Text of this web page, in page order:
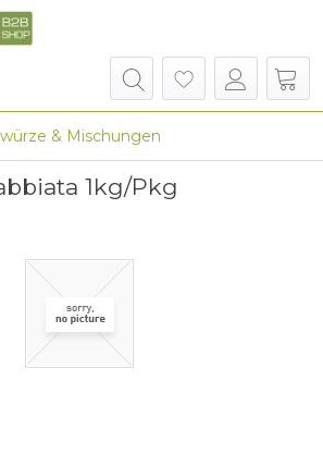
& Mischungen
1kg/Pkg